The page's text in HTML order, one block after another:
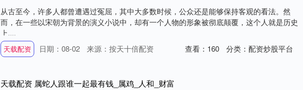
从古至今，许多人都曾遭遇过冤屈，其中大多数时候，公众还是能够保持客观的看法。然
而，在一些以宋朝为背景的演义小说中，却有一个人物的形象被彻底颠覆，这个人就是历史
上....
天载配资 日期：08-02 来源：按天十倍配资 查看： 160 分类： 配资炒股平台
天载配资 属蛇人跟谁一起最有钱_属鸡_人和_财富